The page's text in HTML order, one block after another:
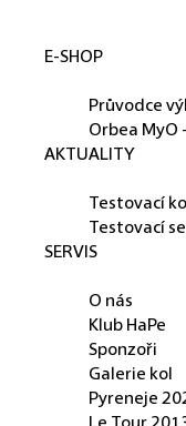
E-SHOP
Průvodce
Orbea MyO
AKTUALITY
Testovací
Testovací
SERVIS
O nás
Klub HaPe
Sponzoři
Galerie kol
Pyreneje